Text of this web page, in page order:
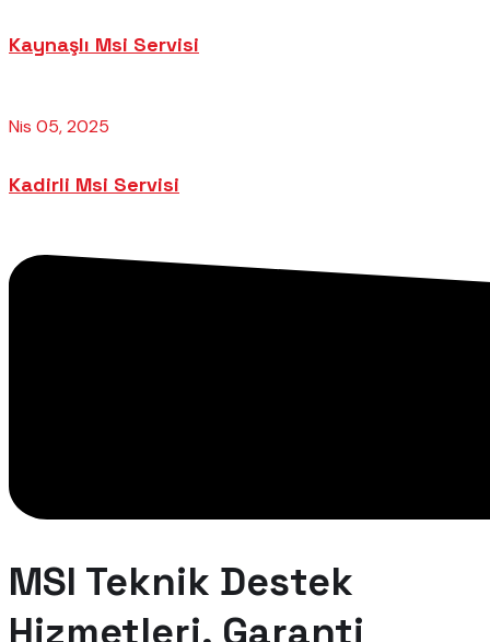
Kaynaşlı Msi Servisi
Nis 05, 2025
Kadirli Msi Servisi
MSI Teknik Destek